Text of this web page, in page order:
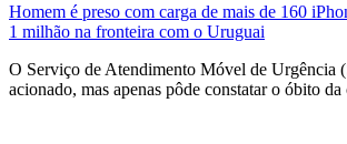
Homem é preso com carga de mais de 160
1 milhão na fronteira com o Uruguai
O Serviço de Atendimento Móvel de Urgência
acionado, mas apenas pôde constatar o óbito